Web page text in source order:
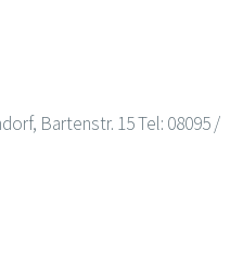
Bartenstr. 15 Tel: 08095 /